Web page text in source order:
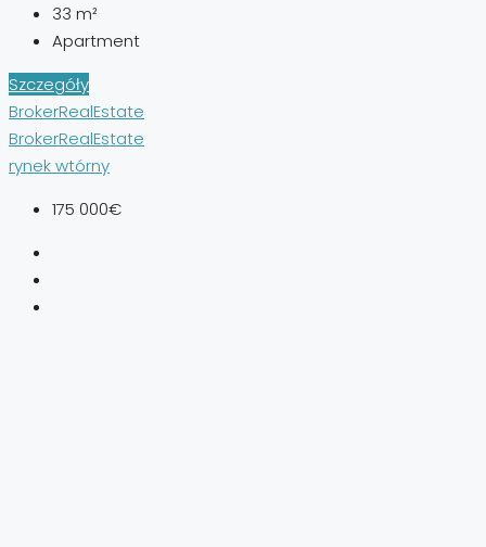
33 m²
Apartment
Szczegóły
BrokerRealEstate
BrokerRealEstate
rynek wtórny
175 000€